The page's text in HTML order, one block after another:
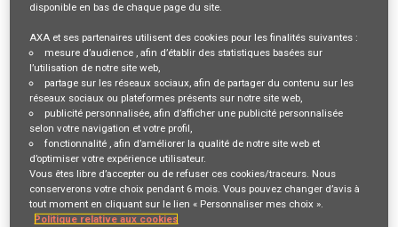
Description du poste
VOTRE RÔLE ET VOS MISSIONS
Vous êtes reconnu(e) pour votre fibrecommercialeet votre
esprit de conquête? Vous souhaitez développer votre
activité? Venez le faire avec nous !
Devenir Agent général AXA Prévoyance & Patrimoine, c'est
disponible en bas de chaque page du site.
AXA et ses partenaires utilisent des cookies pour les finalités suivantes :
mesure d’audience , afin d’établir des statistiques basées sur
l’utilisation de notre site web,
partage sur les réseaux sociaux, afin de partager du contenu sur les
réseaux sociaux ou plateformes présents sur notre site web,
publicité personnalisée, afin d’afficher une publicité personnalisée
selon votre navigation et votre profil,
fonctionnalité , afin d’améliorer la qualité de notre site web et
d’optimiser votre expérience utilisateur.
Vous êtes libre d’accepter ou de refuser ces cookies/traceurs. Nous
conserverons votre choix pendant 6 mois. Vous pouvez changer d’avis à
tout moment en cliquant sur le lien « Personnaliser mes choix ».
Politique relative aux cookies